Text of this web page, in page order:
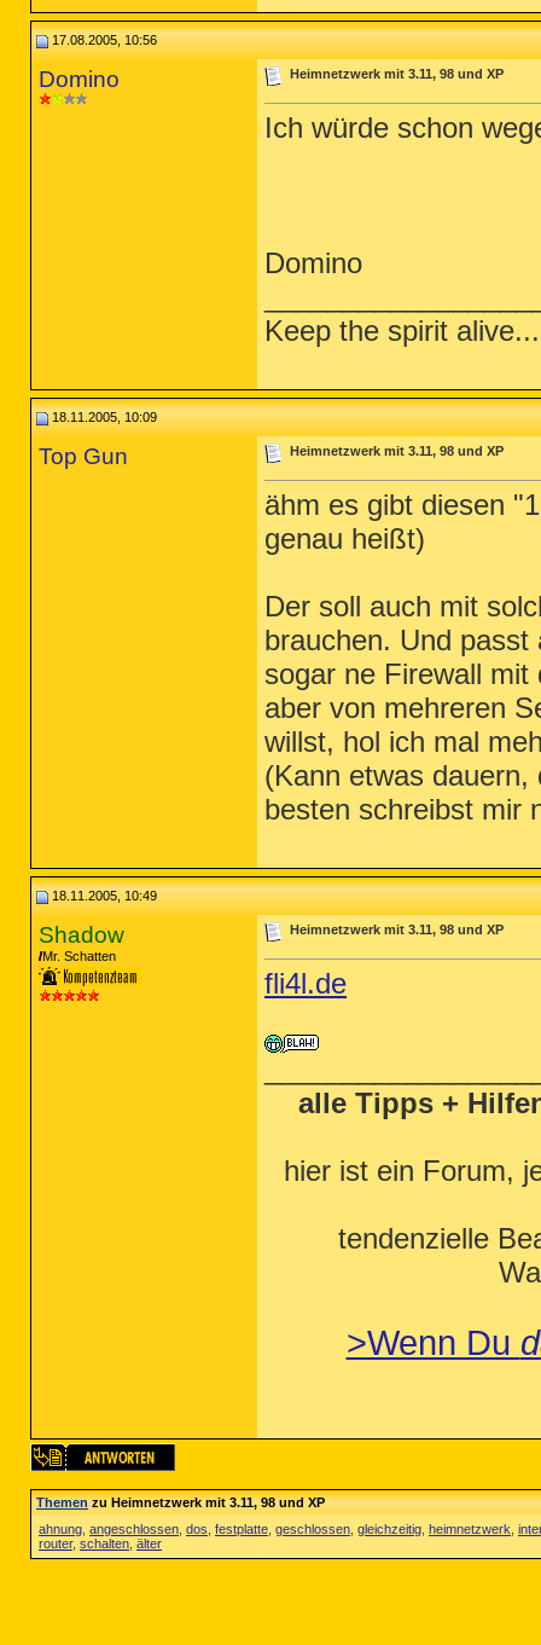
17.08.2005, 10:56
Domino Heimnetzwerk mit 3.11, 98 und XP
Ich würde schon
Domino
Keep the spirit alive...
18.11.2005, 10:09
Top Gun Heimnetzwerk mit 3.11, 98 und XP
ähm es gibt diesen
genau heißt)
Der soll auch mit
brauchen. Und
sogar ne Firewall
aber von mehreren
willst, hol ich mal
(Kann etwas
besten schreibst mir
18.11.2005, 10:49
Shadow
Mr. Schatten
Heimnetzwerk mit 3.11, 98 und XP
fli4l.de
alle Tipps +
hier ist ein Forum,
tendenzielle
>Wenn Du
Themenzu Heimnetzwerk mit 3.11, 98 und XP
ahnung angeschlossen dos festplatte geschlossen gleichzeitig heimnetzwerk inter
router, schalten älter